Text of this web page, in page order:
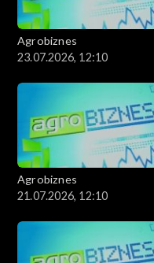
Agrobiznes
23.07.2026, 12:10
Agrobiznes
21.07.2026, 12:10